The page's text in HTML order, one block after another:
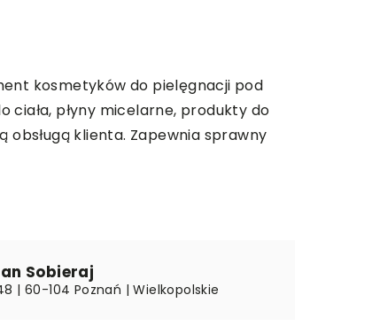
kosmetyków do pielęgnacji pod
ciała, płyny micelarne, produkty do
klienta. Zapewnia sprawny
Sobieraj
| 60-104 Poznań | Wielkopolskie